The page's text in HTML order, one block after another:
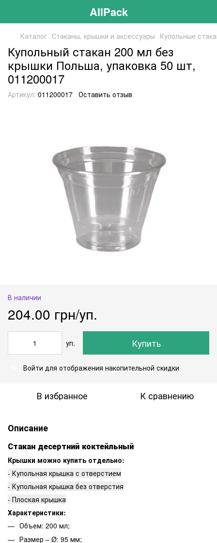
AllPack
Каталог Стаканы, крышки и аксессуары Купольные
Купольный стакан 200 мл без
крышки Польша, упаковка 50 шт,
011200017
Артикул: 011200017 Оставить отзыв
В наличии
204.00 грн/уп.
уп. Купить
Войти для отображения накопительной скидки
В избранное К сравнению
Описание
Стакан десертний коктейльный
Крышки можно купить отдельно:
- Купольная крышка с отверстием
- Купольная крышка без отверстия
- Плоская крышка
Характеристики:
Объем: 200 мл;
Размер – Ø: 95 мм;